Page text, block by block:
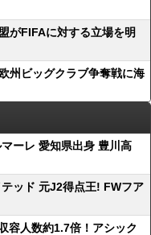
がFIFAに対する立場を明
州ビッグクラブ争奪戦に海
マーレ 愛知県出身 豊川高
テッド 元J2得点王! FWフア
容人数約1.7倍！アシック